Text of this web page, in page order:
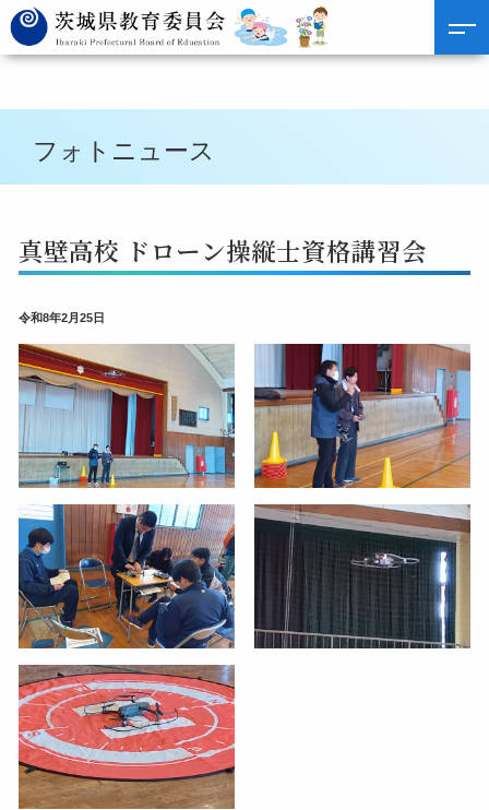
フォトニュース
真壁高校 ドローン操縦士資格講習会
令和8年2月25日